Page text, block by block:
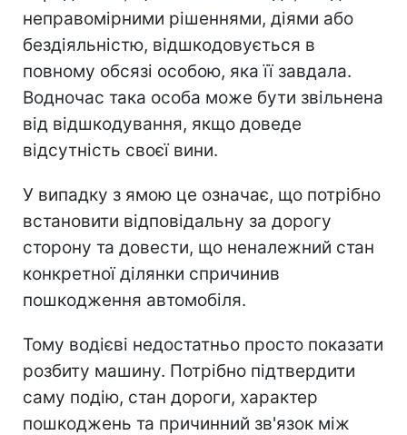
неправомірними рішеннями, діями або
бездіяльністю, відшкодовується в
повному обсязі особою, яка її завдала.
Водночас така особа може бути звільнена
від відшкодування, якщо доведе
відсутність своєї вини.
У випадку з ямою це означає, що потрібно
встановити відповідальну за дорогу
сторону та довести, що неналежний стан
конкретної ділянки спричинив
пошкодження автомобіля.
Тому водієві недостатньо просто показати
розбиту машину. Потрібно підтвердити
саму подію, стан дороги, характер
пошкоджень та причинний зв'язок між